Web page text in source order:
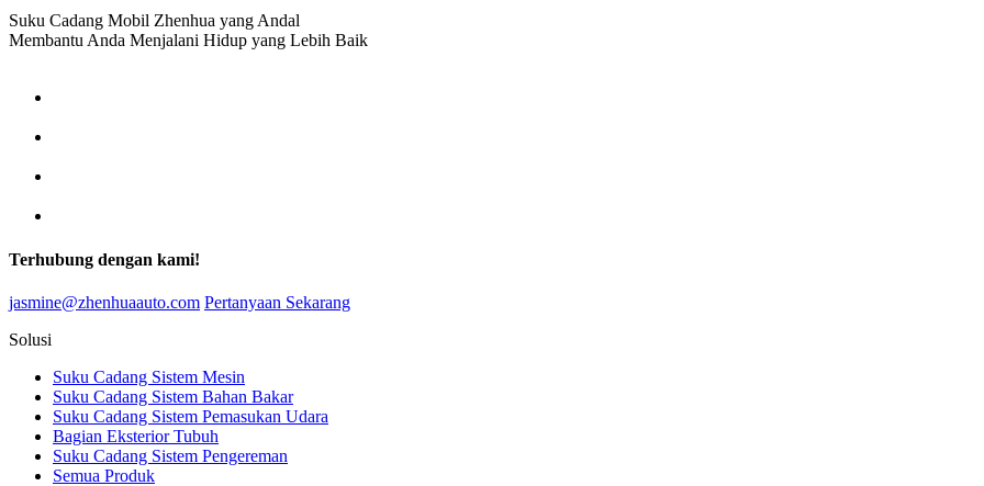
Suku Cadang Mobil Zhenhua yang Andal
Membantu Anda Menjalani Hidup yang Lebih Baik
Terhubung dengan kami!
jasmine@zhenhuaauto.com Pertanyaan Sekarang
Solusi
Suku Cadang Sistem Mesin
Suku Cadang Sistem Bahan Bakar
Suku Cadang Sistem Pemasukan Udara
Bagian Eksterior Tubuh
Suku Cadang Sistem Pengereman
Semua Produk